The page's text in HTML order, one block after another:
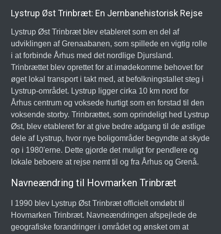
Lystrup Øst Trinbræt: En Jernbanehistorisk Rejse
Lystrup Øst Trinbræt blev etableret som en del af
udviklingen af Grenaabanen, som spillede en vigtig rolle
i at forbinde Århus med det nordlige Djursland.
Trinbrættet blev oprettet for at imødekomme behovet for
øget lokal transport i takt med, at befolkningstallet steg i
Lystrup-området. Lystrup ligger cirka 10 km nord for
Århus centrum og voksede hurtigt som en forstad til den
voksende storby. Trinbrættet, som oprindeligt hed Lystrup
Øst, blev etableret for at give bedre adgang til de østlige
dele af Lystrup, hvor nye boligområder begyndte at skyde
op i 1980'erne. Dette gjorde det muligt for pendlere og
lokale beboere at rejse nemt til og fra Århus og Grenå.
Navneændring til Hovmarken Trinbræt
I 1990 blev Lystrup Øst Trinbræt officielt omdøbt til
Hovmarken Trinbræt. Navneændringen afspejlede de
geografiske forandringer i området og ønsket om at